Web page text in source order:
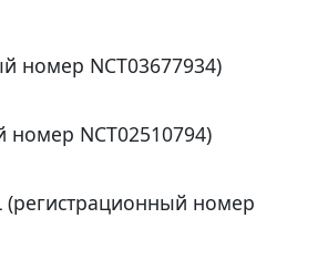
номер NCT03677934)
номер NCT02510794)
(регистрационный номер